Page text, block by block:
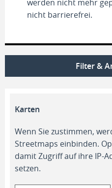
werden nicht mehr
nicht barrierefrei.
Filter &
Karten
Wenn Sie zustimmen,
Streetmaps einbinden.
damit Zugriff auf ihre IP-
setzen.